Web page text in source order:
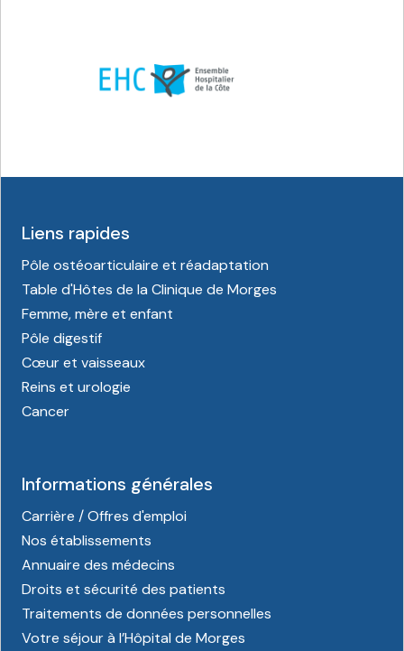
Liens rapides
Pôle ostéoarticulaire et réadaptation
Table d'Hôtes de la Clinique de Morges
Femme, mère et enfant
Pôle digestif
Cœur et vaisseaux
Reins et urologie
Cancer
Informations générales
Carrière / Offres d'emploi
Nos établissements
Annuaire des médecins
Droits et sécurité des patients
Traitements de données personnelles
Votre séjour à l’Hôpital de Morges